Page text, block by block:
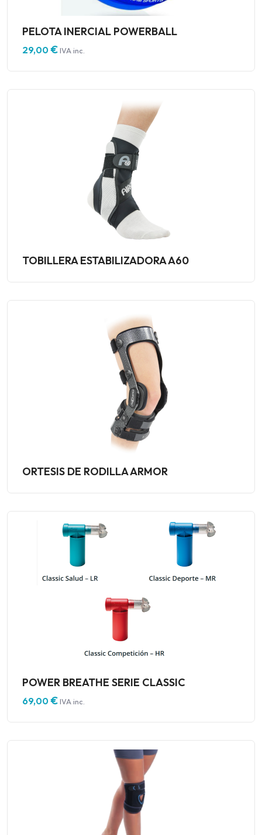
PELOTA INERCIAL POWERBALL
29,00€IVA inc.
TOBILLERA ESTABILIZADORA A60
ORTESIS DE RODILLA ARMOR
POWER BREATHE SERIE CLASSIC
69,00€IVA inc.